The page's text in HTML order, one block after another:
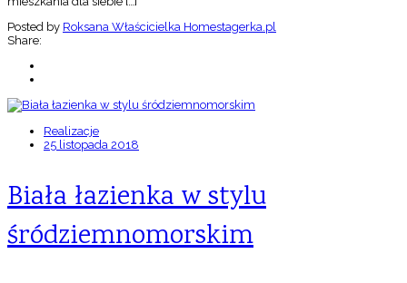
Posted by Roksana Właścicielka Homestagerka.pl
Share:
Realizacje
25 listopada 2018
Biała łazienka w stylu
śródziemnomorskim